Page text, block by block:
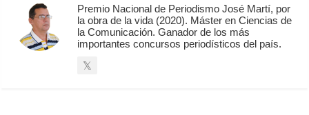
Premio Nacional de Periodismo José Martí, por
la obra de la vida (2020). Máster en Ciencias de
la Comunicación. Ganador de los más
importantes concursos periodísticos del país.